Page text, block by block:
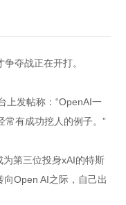
夺战正在开打。
上发帖称：“OpenAI一
常有成功挖人的例子。”
为第三位投身xAI的特斯
Open AI之际，自己出